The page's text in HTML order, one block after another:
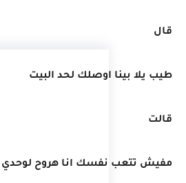
قال
طيب يلا بينا اوصلك لحد البيت
قالت
مفيش تتعب نفسك انا هروح لوحدي